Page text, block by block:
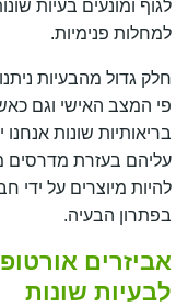
לגוף ומונעים בעיות
למחלות פנימיות.
חלק גדול מהבעיות
פי המצב האישי וגם
בריאותיות שונות
עליהם בעזרת מדרסים
להיות מיוצרים על ידי
בפתרון הבעיה.
אביזרים
לבעיות שונות